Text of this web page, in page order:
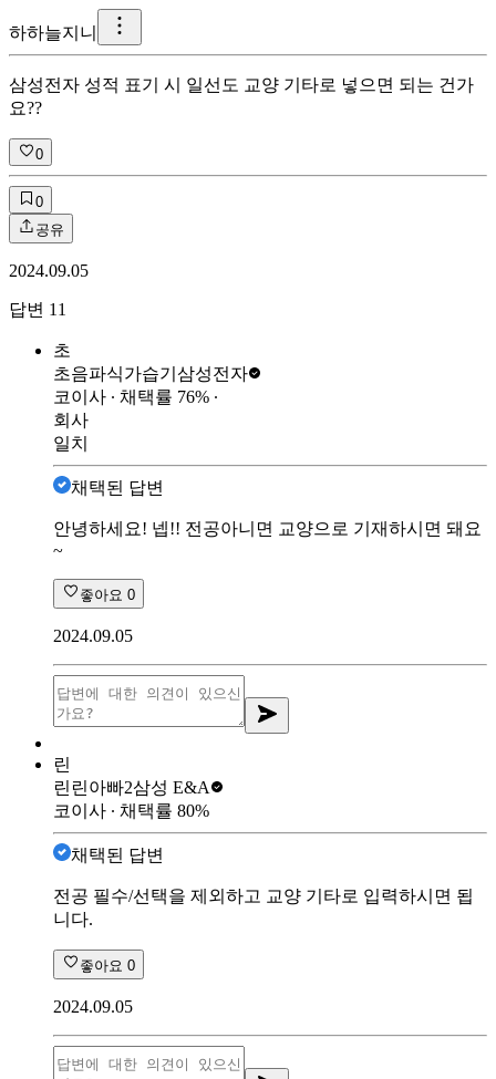
하하늘지니
삼성전자 성적 표기 시 일선도 교양 기타로 넣으면 되는 건가
요??
0
0
공유
2024.09.05
답변 11
초
초음파식가습기 삼성전자
코이사 ∙ 채택률 76% ∙
회사
일치
채택된 답변
안녕하세요! 넵!! 전공아니면 교양으로 기재하시면 돼요
~
좋아요 0
2024.09.05
린
린린아빠2삼성 E&A
코이사 ∙ 채택률 80%
채택된 답변
전공 필수/선택을 제외하고 교양 기타로 입력하시면 됩
니다.
좋아요 0
2024.09.05